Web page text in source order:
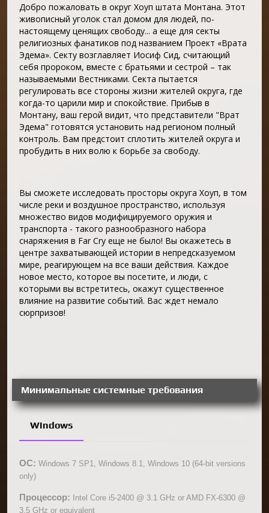
Добро пожаловать в округ Хоуп штата Монтана. Этот
живописный уголок стал домом для людей, по-
настоящему ценящих свободу... а еще для секты
религиозных фанатиков под названием Проект «Врата
Эдема». Секту возглавляет Иосиф Сид, считающий
себя пророком, вместе с братьями и сестрой – так
называемыми Вестниками. Секта пытается
регулировать все стороны жизни жителей округа, где
когда-то царили мир и спокойствие. Прибыв в
Монтану, ваш герой видит, что представители "Врат
Эдема" готовятся установить над регионом полный
контроль. Вам предстоит сплотить жителей округа и
пробудить в них волю к борьбе за свободу.
Вы сможете исследовать просторы округа Хоуп, в том
числе реки и воздушное пространство, используя
множество видов модифицируемого оружия и
транспорта - такого разнообразного набора
снаряжения в Far Cry еще не было! Вы окажетесь в
центре захватывающей истории в непредсказуемом
мире, реагирующем на все ваши действия. Каждое
новое место, которое вы посетите, и люди, с
которыми вы встретитесь, окажут существенное
влияние на развитие событий. Вас ждет немало
сюрпризов!
Минимальные системные требования
Windows
ОС: Windows 7 SP1, Windows 8.1, Windows 10 (64-bit versions
only)
Процессор: Intel Core i5-2400 @ 3.1 GHz or AMD FX-6300 @
3.5 GHz or equivalent